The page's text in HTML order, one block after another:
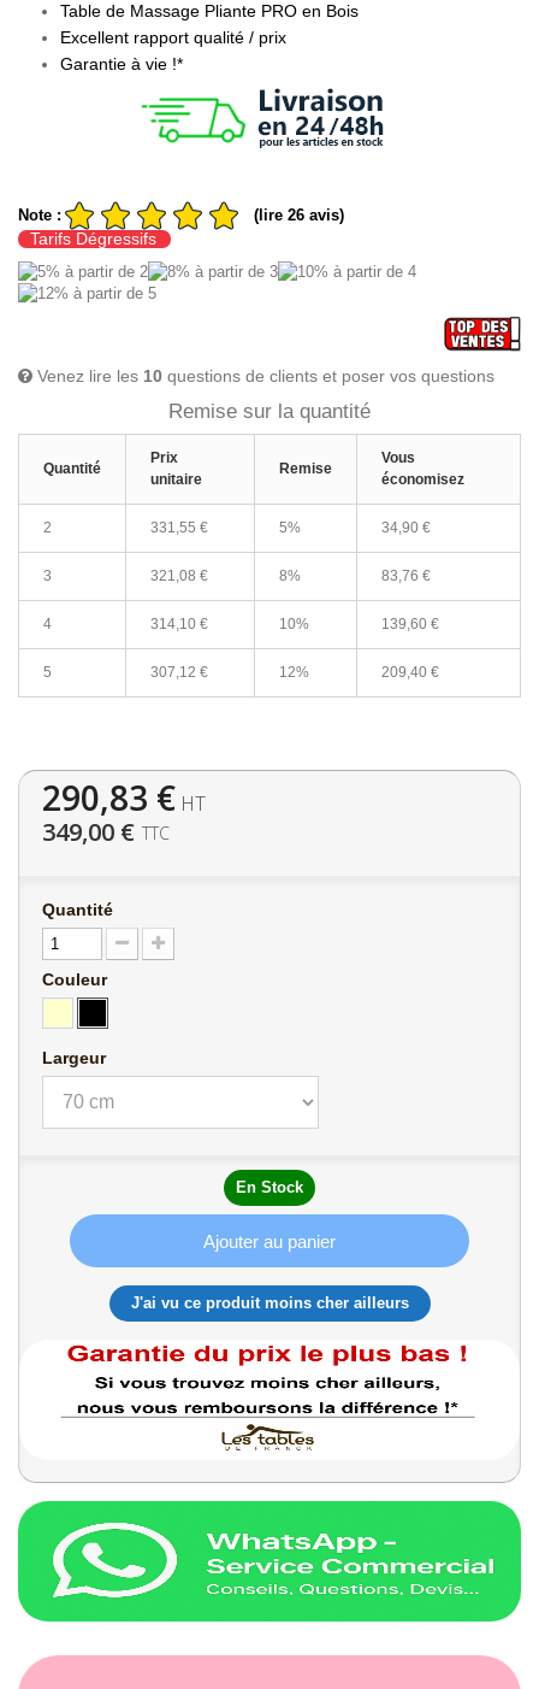
Table de Massage Pliante PRO en Bois
Excellent rapport qualité / prix
Garantie à vie !*
Note : (lire 26 avis)
Tarifs Dégressifs
Venez lire les 10 questions de clients et poser vos questions
Remise sur la quantité
Quantité
Prix
unitaire
Remise
Vous
économisez
2 331,55 € 5% 34,90 €
3 321,08 € 8% 83,76 €
4 314,10 € 10% 139,60 €
5 307,12 € 12% 209,40 €
290,83 € HT
349,00 € TTC
Quantité
Couleur
Largeur
En Stock
Ajouter au panier
J'ai vu ce produit moins cher ailleurs